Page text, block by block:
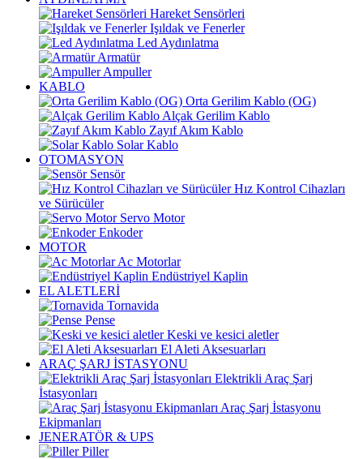
Hareket Sensörleri
Işıldak ve Fenerler
Led Aydınlatma
Armatür
Ampuller
KABLO
Orta Gerilim Kablo (OG)
Alçak Gerilim Kablo
Zayıf Akım Kablo
Solar Kablo
OTOMASYON
Sensör
Hız Kontrol Cihazları
ve Sürücüler
Servo Motor
Enkoder
MOTOR
Ac Motorlar
Endüstriyel Kaplin
EL ALETLERİ
Tornavida
Pense
Keski ve kesici aletler
El Aleti Aksesuarları
ARAÇ ŞARJ İSTASYONU
Elektrikli Araç Şarj
İstasyonları
Araç Şarj İstasyonu
Ekipmanları
JENERATÖR & UPS
Piller